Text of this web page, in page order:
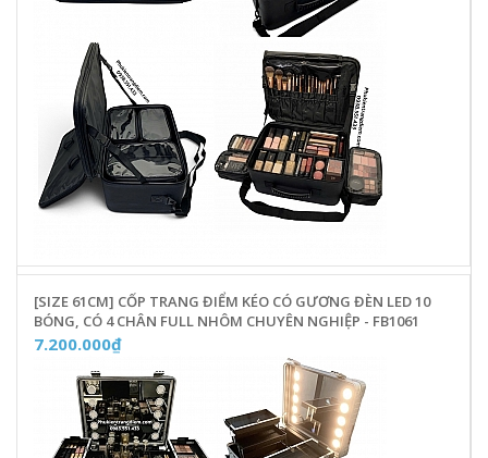
[SIZE 61CM] CỐP TRANG ĐIỂM KÉO CÓ GƯƠNG ĐÈN LED 10
BÓNG, CÓ 4 CHÂN FULL NHÔM CHUYÊN NGHIỆP - FB1061
7.200.000₫